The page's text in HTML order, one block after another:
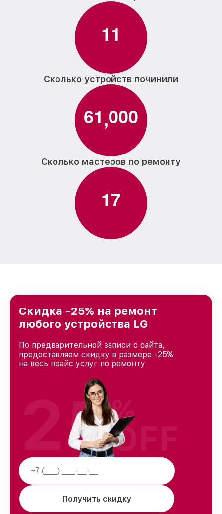
11
Сколько устройств починили
61,000
Сколько мастеров по ремонту
17
Скидка -25% на ремонт
любого устройства LG
По предварительной записи с сайта,
предоставляем скидку в размере -25%
на весь прайс услуг по ремонту
Получить скидку
25%
OFF